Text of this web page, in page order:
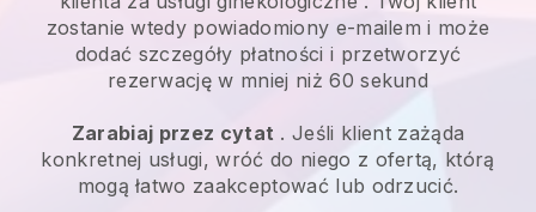
zostanie wtedy powiadomiony e-mailem i może
dodać szczegóły płatności i przetworzyć
rezerwację w mniej niż 60 sekund
Zarabiaj przez cytat . Jeśli klient zażąda
konkretnej usługi, wróć do niego z ofertą, którą
mogą łatwo zaakceptować lub odrzucić.